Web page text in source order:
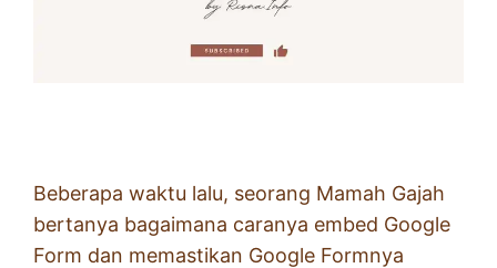
Beberapa waktu lalu, seorang Mamah Gajah
bertanya bagaimana caranya embed Google
Form dan memastikan Google Formnya